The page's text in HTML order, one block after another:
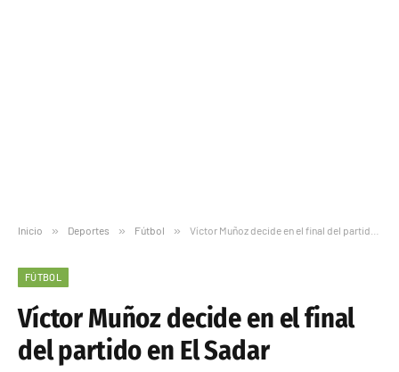
Inicio » Deportes » Fútbol » Víctor Muñoz decide en el final del partido en El Sadar
FÚTBOL
Víctor Muñoz decide en el final
del partido en El Sadar